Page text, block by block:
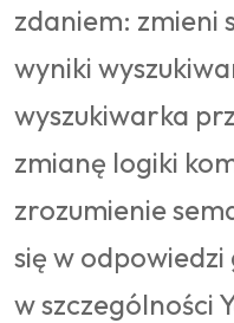
zdaniem: zmieni
wyniki
wyszukiwarka
zmianę logiki
zrozumienie
się w
w szczególności